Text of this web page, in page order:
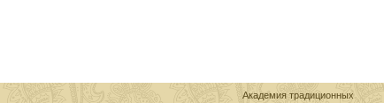
Академия традиционных